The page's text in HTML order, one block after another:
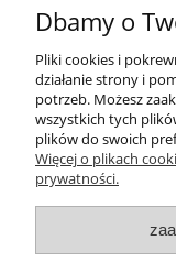
promocja
Dbamy o
Pliki cookies i
działanie strony i
potrzeb. Możesz
wszystkich tych
plików do swoich
Więcej o plikach
prywatności.